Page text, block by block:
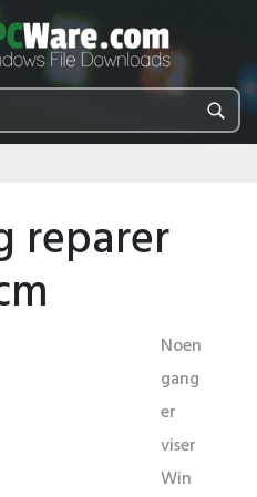
reparer
Noen
gang
er
viser
Win